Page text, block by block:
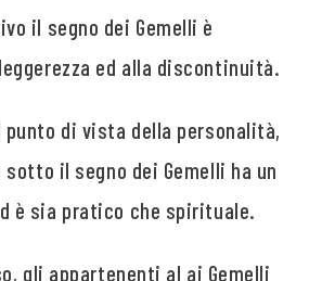
il segno dei Gemelli è
ed alla discontinuità.
punto di vista della personalità,
il segno dei Gemelli ha un
è sia pratico che spirituale.
gli appartenenti al ai Gemelli